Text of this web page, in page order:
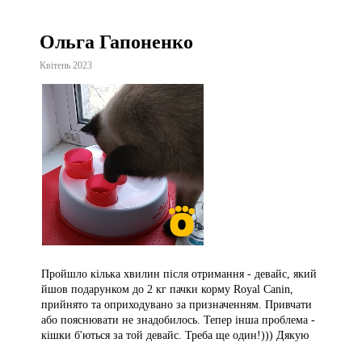
Ольга Гапоненко
Квітень 2023
Пройшло кілька хвилин після отримання - девайс, який
йшов подарунком до 2 кг пачки корму Royal Canin,
прийнято та оприходувано за призначенням. Привчати
або пояснювати не знадобилось. Тепер інша проблема -
кішки б'ються за той девайс. Треба ще один!))) Дякую